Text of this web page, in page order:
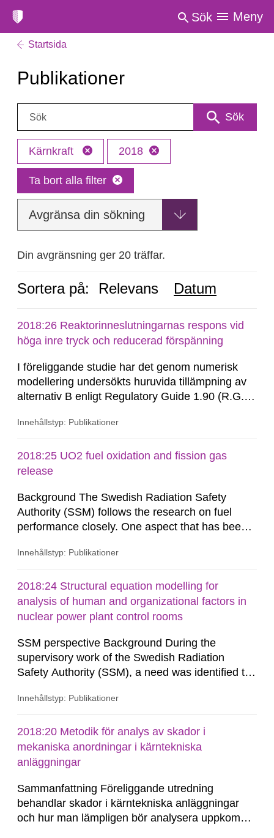
Sök Meny
Startsida
Publikationer
Sök: Sök
Kärnkraft 2018
Ta bort alla filter
Avgränsa din sökning
Din avgränsning ger 20 träffar.
Sortera på: Relevans Datum
2018:26 Reaktorinneslutningarnas respons vid
höga inre tryck och reducerad förspänning
I föreliggande studie har det genom numerisk
modellering undersökts huruvida tillämpning av
alternativ B enligt Regulatory Guide 1.90 (R.G.
reaktorinneslutningens integritet. Vid
använts, en global 3D-modell respektive en
ringmodell. Resultaten pekar på...
Innehållstyp: Publikationer
2018:25 UO2 fuel oxidation and fission gas
release
Background The Swedish Radiation Safety
Authority (SSM) follows the research on fuel
performance closely. One aspect that has been
the fragmentation of fuel pellets during abnormal
scrutinized and its effect on pellet fragmentation,
fission gas release and damage of fuel rods has
been...
Innehållstyp: Publikationer
2018:24 Structural equation modelling for
analysis of human and organizational factors in
nuclear power plant control rooms
SSM perspective Background During the
supervisory work of the Swedish Radiation
Safety Authority (SSM), a need was identified to
control room work in the central control rooms of
commonly used today, with reference values
from earlier Integrated System Validation (ISV),
when ISV is available. Often, ISV performs...
Innehållstyp: Publikationer
2018:20 Metodik för analys av skador i
mekaniska anordningar i kärntekniska
anläggningar
Sammanfattning Föreliggande utredning
behandlar skador i kärntekniska anläggningar
och hur man lämpligen bör analysera uppkomna